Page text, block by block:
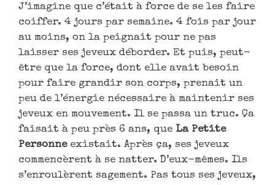
J’imagine que c’était à force de se les faire
coiffer. 4 jours par semaine. 4 fois par jour
au moins, on la peignait pour ne pas
laisser ses jeveux déborder. Et puis, peut-
être que la force, dont elle avait besoin
pour faire grandir son corps, prenait un
peu de l’énergie nécessaire à maintenir ses
jeveux en mouvement. Il se passa un truc. Ça
faisait à peu près 6 ans, que La Petite
Personneexistait. Après ça, ses jeveux
commencèrent à se natter. D’eux-mêmes. Ils
s’enroulèrent sagement. Pas tous ses jeveux,